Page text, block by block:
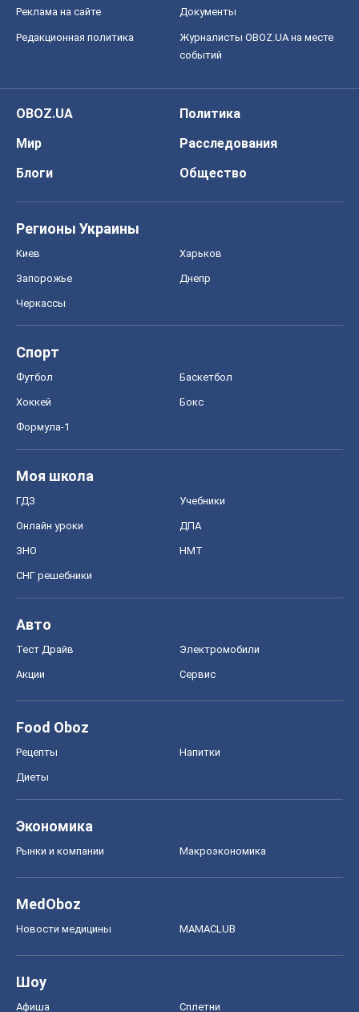
Реклама на сайте Документы
Редакционная политика
Журналисты OBOZ.UA на месте
событий
OBOZ.UA
Политика
Мир
Расследования
Блоги
Общество
Регионы Украины
Киев Харьков
Запорожье Днепр
Черкассы
Спорт
Футбол Баскетбол
Хоккей Бокс
Формула-1
Моя школа
ГДЗ Учебники
Онлайн уроки ДПА
ЗНО НМТ
СНГ решебники
Авто
Тест Драйв Электромобили
Акции Сервис
Food Oboz
Рецепты Напитки
Диеты
Экономика
Рынки и компании Mакроэкономика
MedOboz
Новости медицины MAMACLUB
Шоу
Афиша Сплетни